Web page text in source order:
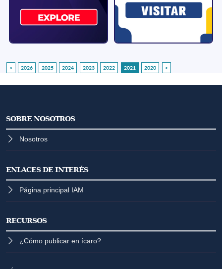
< 2026 2025 2024 2023 2022 2021 2020 >
SOBRE NOSOTROS
Nosotros
ENLACES DE INTERÉS
Página principal IAM
RECURSOS
¿Cómo publicar en ícaro?